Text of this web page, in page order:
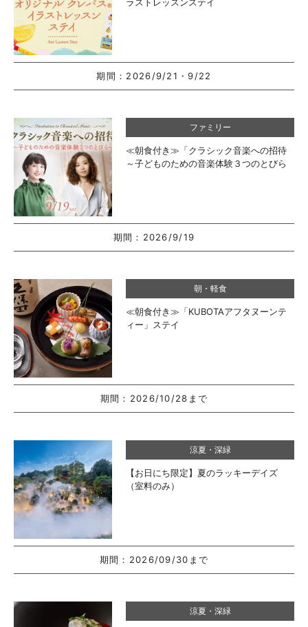
ラストレッスンステイ
期間： 2026/9/21・9/22
ファミリー
≪朝食付き≫「クラシック音楽への招待
～子どものための音楽体験３つのとびら
期間： 2026/9/19
朝・軽食
≪朝食付き≫「KUBOTAアフタヌーンテ
ィー」ステイ
期間： 2026/10/28まで
涼夏・深緑
【お日にち限定】夏のラッキーデイズ
（室料のみ）
期間： 2026/09/30まで
涼夏・深緑